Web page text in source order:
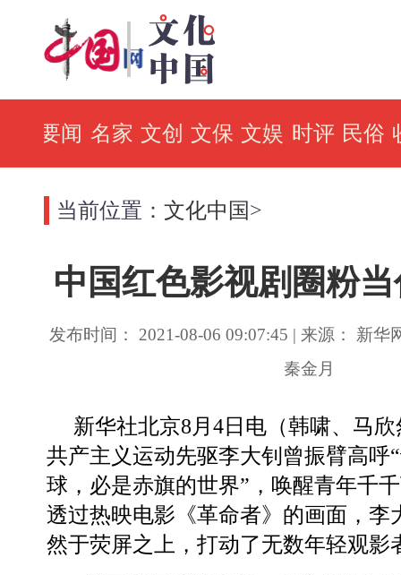
要闻 名家 文创 文保 文娱 时评 民俗
当前位置： 文化中国>
中国红色影视剧圈粉
发布时间： 2021-08-06 09:07:45 | 来源： 新华
秦金月
新华社北京8月4日电（韩啸、马
共产主义运动先驱李大钊曾振臂高呼
球，必是赤旗的世界”，唤醒青年千
透过热映电影《革命者》的画面，李
然于荧屏之上，打动了无数年轻观影